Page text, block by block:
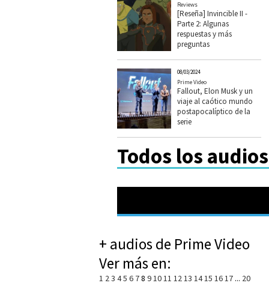
Reviews
[Reseña] Invincible II -
Parte 2: Algunas
respuestas y más
preguntas
08/03/2024
Prime Video
Fallout, Elon Musk y un
viaje al caótico mundo
postapocalíptico de la
serie
Todos los
+ audios de Prime Video
Ver más en:
1 23 45 6 78 91011 1213 1415 1617 ... 20